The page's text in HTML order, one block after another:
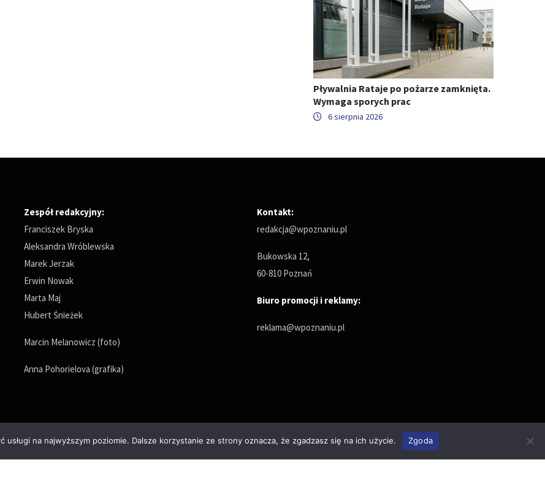
Pływalnia Rataje po pożarze zamknięta.
Wymaga sporych prac
6 sierpnia 2026
Zespół redakcyjny:
Franciszek Bryska
Aleksandra Wróblewska
Marek Jerzak
Erwin Nowak
Marta Maj
Hubert Śnieżek
Marcin Melanowicz (foto)
Anna Pohorielova (grafika)
Kontakt:
redakcja@wpoznaniu.pl
Bukowska 12,
60-810 Poznań
Biuro promocji i reklamy:
reklama@wpoznaniu.pl
usługi na najwyższym poziomie. Dalsze korzystanie ze strony oznacza, że zgadzasz się na ich użycie. Zgoda